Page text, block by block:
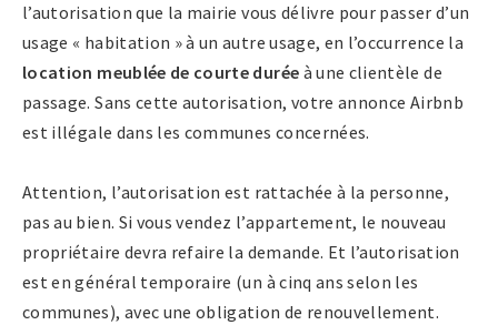
l’autorisation que la mairie vous délivre pour passer d’un
usage « habitation » à un autre usage, en l’occurrence la
location meublée de courte durée à une clientèle de
passage. Sans cette autorisation, votre annonce Airbnb
est illégale dans les communes concernées.
Attention, l’autorisation est rattachée à la personne,
pas au bien. Si vous vendez l’appartement, le nouveau
propriétaire devra refaire la demande. Et l’autorisation
est en général temporaire (un à cinq ans selon les
communes), avec une obligation de renouvellement.